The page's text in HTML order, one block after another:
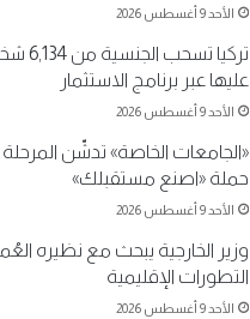
الأحد 9 أغسطس 2026
تركيا
عليها عبر برنامج الاستثمار
الأحد 9 أغسطس 2026
«الجامعات الخاصة» تدشّن المرحلة
حملة «اصنع مستقبلك»
الأحد 9 أغسطس 2026
وزير الخارجية يبحث مع نظيره
التطورات الإقليمية
الأحد 9 أغسطس 2026